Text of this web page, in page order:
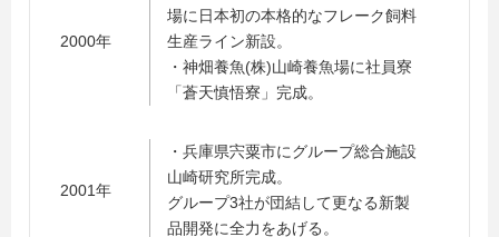
2000年
場に日本初の本格的なフレーク飼料
生産ライン新設。
・神畑養魚(株)山崎養魚場に社員寮
「蒼天慎悟寮」完成。
2001年
・兵庫県宍粟市にグループ総合施設
山崎研究所完成。
グループ3社が団結して更なる新製
品開発に全力をあげる。